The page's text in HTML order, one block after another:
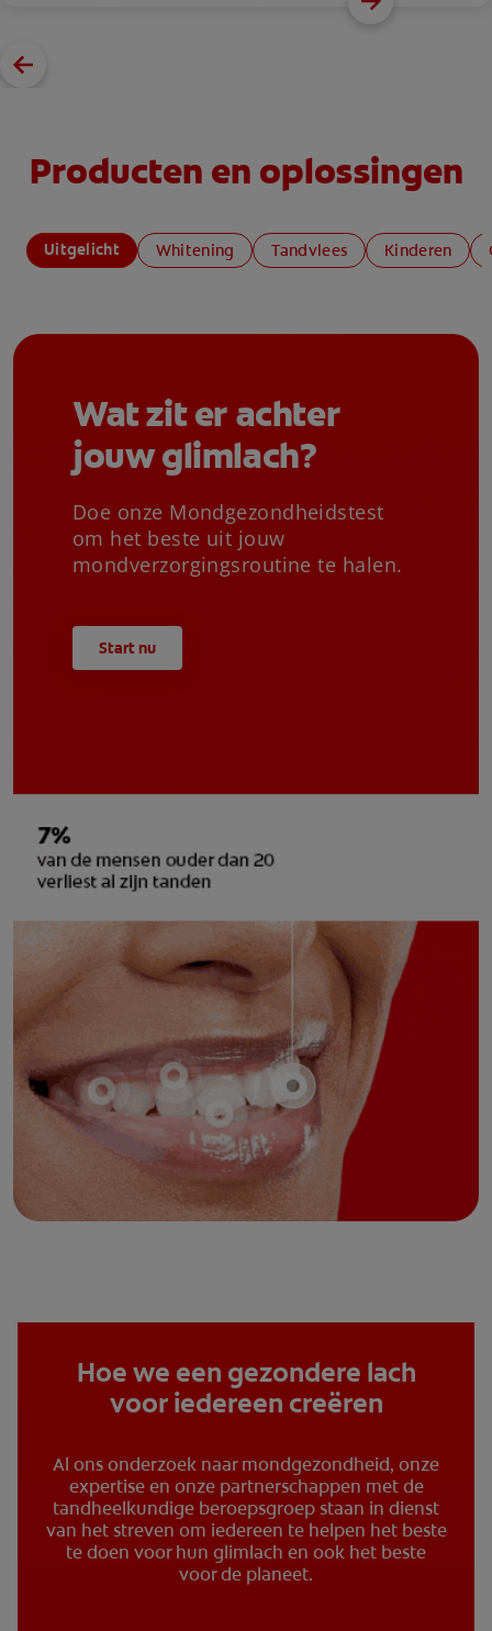
Producten en oplossingen
Uitgelicht Whitening Tandvlees Kinderen
Wat zit er achter
jouw glimlach?
Doe onze Mondgezondheidstest
om het beste uit jouw
mondverzorgingsroutine te halen.
Start nu
Hoe we een gezondere lach
voor iedereen creëren
Al ons onderzoek naar mondgezondheid, onze
expertise en onze partnerschappen met de
tandheelkundige beroepsgroep staan in dienst
van het streven om iedereen te helpen het beste
te doen voor hun glimlach en ook het beste
voor de planeet.